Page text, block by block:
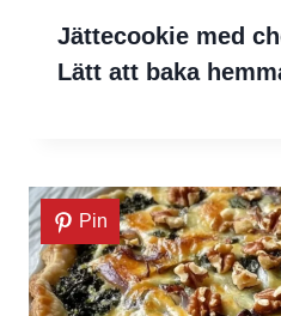
Jättecookie med
Lätt att baka
Pin